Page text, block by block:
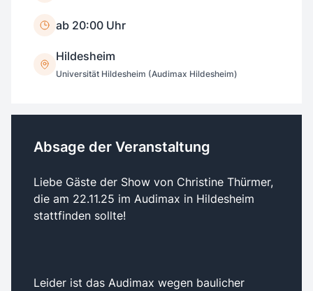
ab 20:00 Uhr
Hildesheim
Universität Hildesheim (Audimax Hildesheim)
Absage der Veranstaltung
Liebe Gäste der Show von Christine Thürmer,
die am 22.11.25 im Audimax in Hildesheim
stattfinden sollte!
Leider ist das Audimax wegen baulicher